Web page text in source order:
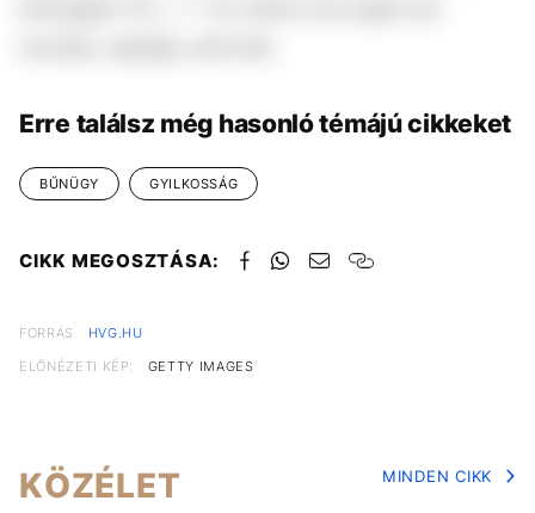
Erre találsz még hasonló témájú cikkeket
BŰNÜGY GYILKOSSÁG
CIKK MEGOSZTÁSA:
FORRÁS
HVG.HU
ELŐNÉZETI KÉP:
GETTY IMAGES
KÖZÉLET MINDEN CIKK